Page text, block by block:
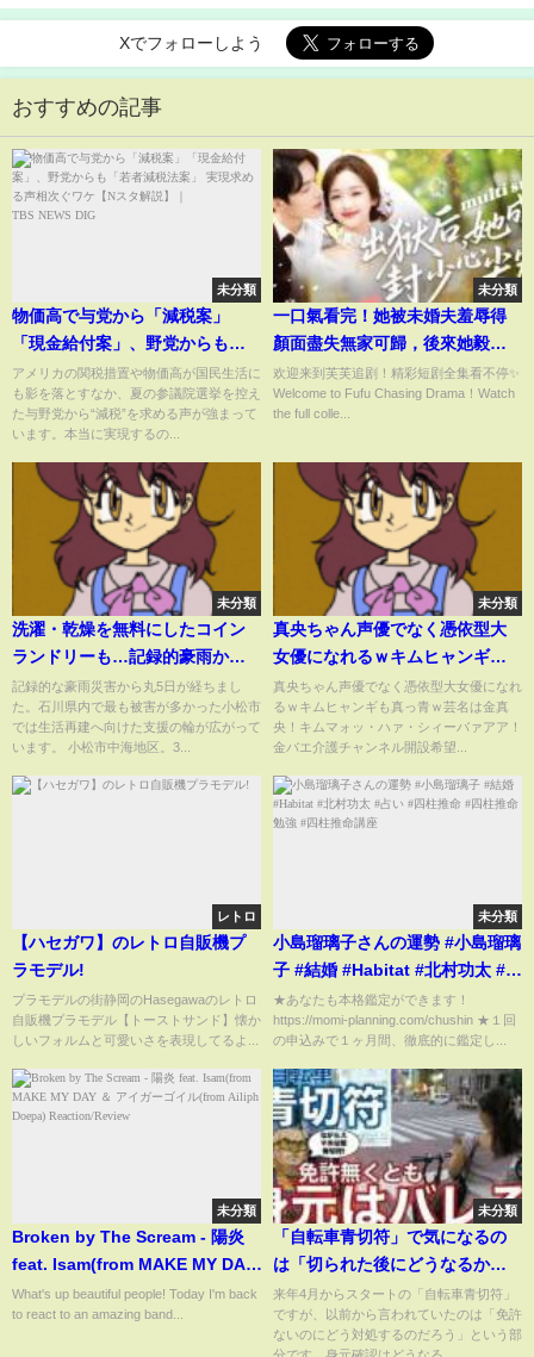
Xでフォローしよう
おすすめの記事
未分類
物価高で与党から「減税案」
「現金給付案」、野党からも
「若者減税法案」 実現求める声
相次ぐワケ【Nスタ解説】｜
TBS NEWS DIG
アメリカの関税措置や物価高が国民生活に
も影を落とすなか、夏の参議院選挙を控え
た与野党から“減税”を求める声が強まって
います。本当に実現するの...
未分類
一口氣看完！她被未婚夫羞辱得
顏面盡失無家可歸，後來她毅然
嫁給傳聞中命不久矣的封夜宸，
人人都說他心狠手辣，卻唯獨對
#drama
欢迎来到芙芙追剧！精彩短剧全集看不停✨
Welcome to Fufu Chasing Drama！Watch
the full colle...
未分類
洗濯・乾燥を無料にしたコイン
ランドリーも…記録的豪雨から
丸5日 石川の被災地で支援の輪広
がる
記録的な豪雨災害から丸5日が経ちまし
た。石川県内で最も被害が多かった小松市
では生活再建へ向けた支援の輪が広がって
います。 小松市中海地区。3...
未分類
真央ちゃん声優でなく憑依型大
女優になれるｗキムヒャンギも
真っ青ｗ芸名は金真央！キムマ
ォッ・ハァ・シィーバァアア！
金バエ介護チャンネル開設希
のあらっいモザイク全面動画で
両名身バレなし！バエさんの声
真央ちゃん声優でなく憑依型大女優になれ
るｗキムヒャンギも真っ青ｗ芸名は金真
央！キムマォッ・ハァ・シィーバァアア！
金バエ介護チャンネル開設希望...
レトロ
【ハセガワ】のレトロ自販機プ
ラモデル!
プラモデルの街静岡のHasegawaのレトロ
自販機プラモデル【トーストサンド】懐か
しいフォルムと可愛いさを表現してるよ...
未分類
小島瑠璃子さんの運勢 #小島瑠璃
子 #結婚 #Habitat #北村功太 #占
い #四柱推命 #四柱推命勉強 #四
柱推命講座
★あなたも本格鑑定ができます！
https://momi-planning.com/chushin ★１回
の申込みで１ヶ月間、徹底的に鑑定し...
未分類
Broken by The Scream - 陽炎
feat. Isam(from MAKE MY DAY
＆ アイガーゴイル(from Ailiph
Doepa) Reaction/Review
What's up beautiful people! Today I'm back
to react to an amazing band...
未分類
「自転車青切符」で気になるの
は「切られた後にどうなるか」
ではないでしょうか。免許ない
のに身元特定はどうなるのか、
警察はどう対応するのでしょう
来年4月からスタートの「自転車青切符」
ですが、以前から言われていたのは「免許
ないのにどう対処するのだろう」という部
分です。身元確認はどうなる...